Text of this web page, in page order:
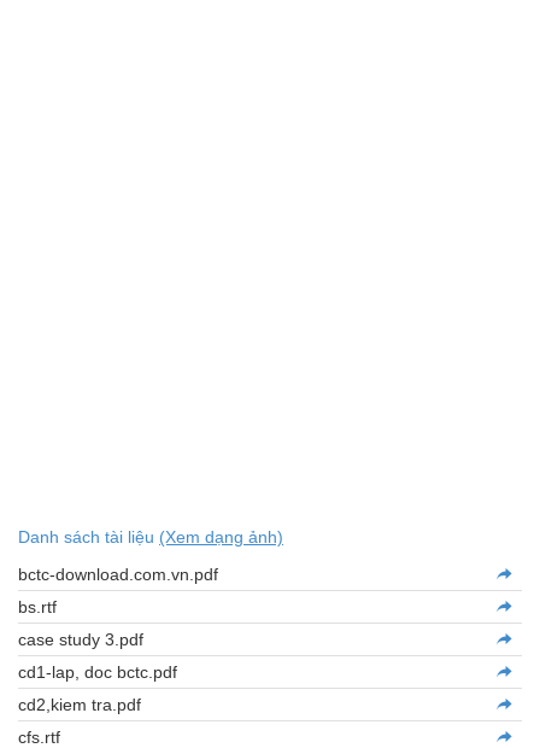
Danh sách tài liệu (Xem dạng ảnh)
bctc-download.com.vn.pdf
bs.rtf
case study 3.pdf
cd1-lap, doc bctc.pdf
cd2,kiem tra.pdf
cfs.rtf